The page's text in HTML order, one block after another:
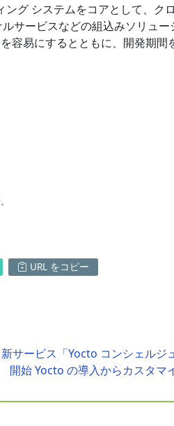
グ システムをコアとして、ク
サービスなどの組込みソリュー
容易にするとともに、開発期間
URL をコピー
新サービス「Yocto コンシェルジ
開始 Yocto の導入からカスタマ